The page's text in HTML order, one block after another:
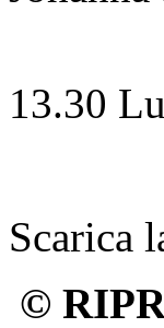
13.30
Scarica
©